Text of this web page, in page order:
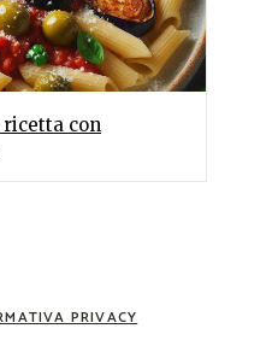
ricetta con
PRIVACY